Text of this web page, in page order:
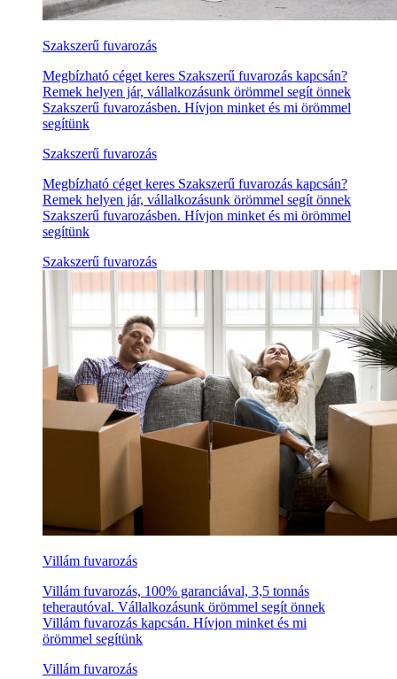
Szakszerű fuvarozás
Megbízható céget keres Szakszerű fuvarozás kapcsán?
Remek helyen jár, vállalkozásunk örömmel segít önnek
Szakszerű fuvarozásben. Hívjon minket és mi örömmel
segítünk
Szakszerű fuvarozás
Megbízható céget keres Szakszerű fuvarozás kapcsán?
Remek helyen jár, vállalkozásunk örömmel segít önnek
Szakszerű fuvarozásben. Hívjon minket és mi örömmel
segítünk
Szakszerű fuvarozás
Villám fuvarozás
Villám fuvarozás, 100% garanciával, 3,5 tonnás
teherautóval. Vállalkozásunk örömmel segít önnek
Villám fuvarozás kapcsán. Hívjon minket és mi
örömmel segítünk
Villám fuvarozás